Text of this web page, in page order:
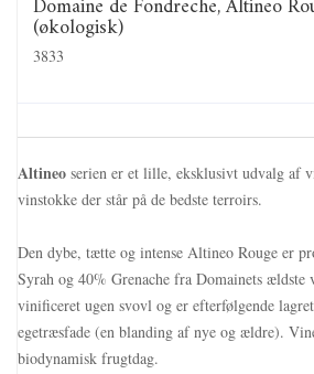
(økologisk)
3833
Altineo serien er et lille, eksklusivt udvalg af
vinstokke der står på de bedste terroirs.
Den dybe, tætte og intense Altineo Rouge er
Syrah og 40% Grenache fra Domainets ældste
vinificeret ugen svovl og er efterfølgende
egetræsfade (en blanding af nye og ældre).
biodynamisk frugtdag.